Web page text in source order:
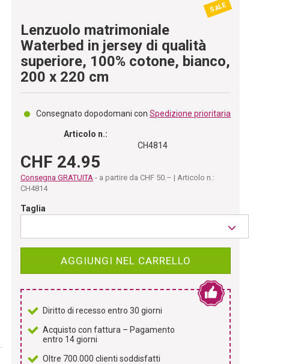
SALE
Lenzuolo matrimoniale
Waterbed in jersey di qualità
superiore, 100% cotone, bianco,
200 x 220 cm
Consegnato dopodomani conSpedizione prioritaria
Articolo n.:
CH4814
CHF 24.95
Consegna GRATUITA - a partire da CHF 50.– | Articolo n.:
CH4814
Taglia
AGGIUNGI NEL CARRELLO
Diritto di recesso entro 30 giorni
Acquisto con fattura – Pagamento
entro 14 giorni
Oltre 700.000 clienti soddisfatti